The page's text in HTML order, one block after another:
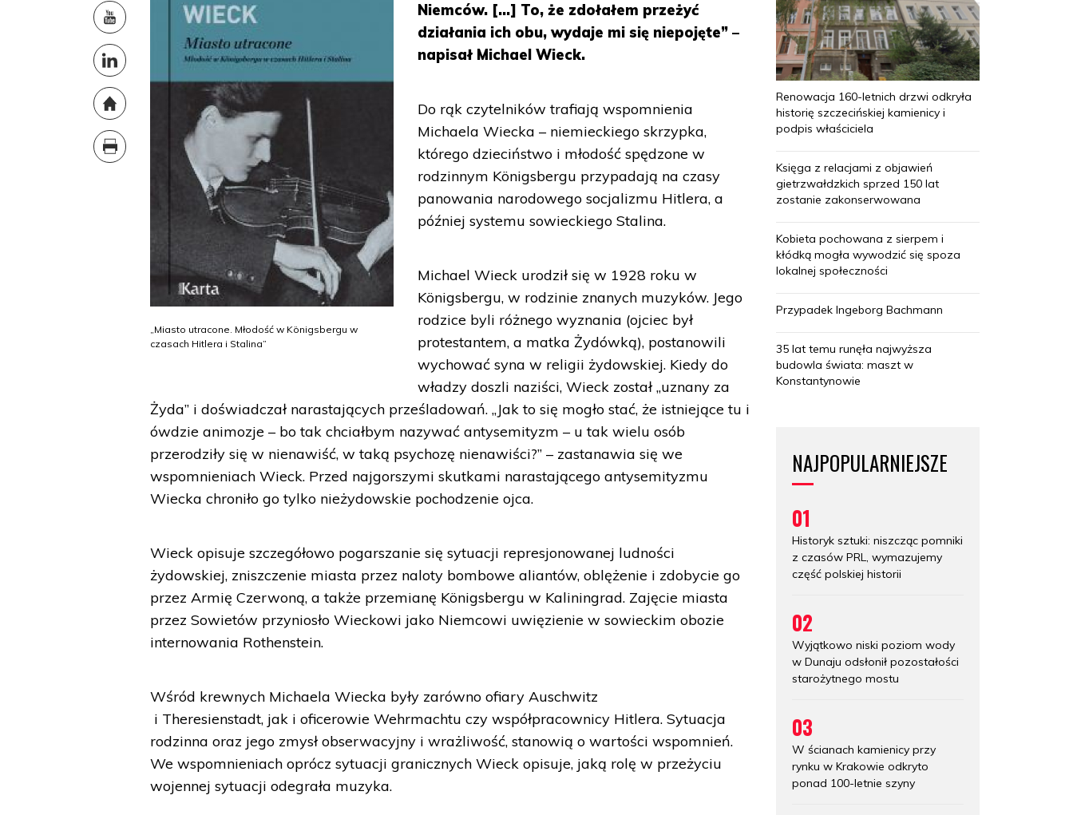
„Miasto utracone. Młodość w Königsbergu w
czasach Hitlera i Stalina”
Niemców. […] To, że zdołałem przeżyć
działania ich obu, wydaje mi się niepojęte” –
napisał Michael Wieck.
Do rąk czytelników trafiają wspomnienia
Michaela Wiecka – niemieckiego skrzypka,
którego dzieciństwo i młodość spędzone w
rodzinnym Königsbergu przypadają na czasy
panowania narodowego socjalizmu Hitlera, a
później systemu sowieckiego Stalina.
Michael Wieck urodził się w 1928 roku w
Königsbergu, w rodzinie znanych muzyków. Jego
rodzice byli różnego wyznania (ojciec był
protestantem, a matka Żydówką), postanowili
wychować syna w religii żydowskiej. Kiedy do
władzy doszli naziści, Wieck został „uznany za
Żyda” i doświadczał narastających prześladowań. „Jak to się mogło stać, że istniejące tu i
ówdzie animozje – bo tak chciałbym nazywać antysemityzm – u tak wielu osób
przerodziły się w nienawiść, w taką psychozę nienawiści?” – zastanawia się we
wspomnieniach Wieck. Przed najgorszymi skutkami narastającego antysemityzmu
Wiecka chroniło go tylko nieżydowskie pochodzenie ojca.
Wieck opisuje szczegółowo pogarszanie się sytuacji represjonowanej ludności
żydowskiej, zniszczenie miasta przez naloty bombowe aliantów, oblężenie i zdobycie go
przez Armię Czerwoną, a także przemianę Königsbergu w Kaliningrad. Zajęcie miasta
przez Sowietów przyniosło Wieckowi jako Niemcowi uwięzienie w sowieckim obozie
internowania Rothenstein.
Wśród krewnych Michaela Wiecka były zarówno ofiary Auschwitz
i Theresienstadt, jak i oficerowie Wehrmachtu czy współpracownicy Hitlera. Sytuacja
rodzinna oraz jego zmysł obserwacyjny i wrażliwość, stanowią o wartości wspomnień.
We wspomnieniach oprócz sytuacji granicznych Wieck opisuje, jaką rolę w przeżyciu
wojennej sytuacji odegrała muzyka.
Renowacja 160-letnich drzwi odkryła
historię szczecińskiej kamienicy i
podpis właściciela
Księga z relacjami z objawień
gietrzwałdzkich sprzed 150 lat
zostanie zakonserwowana
Kobieta pochowana z sierpem i
kłódką mogła wywodzić się spoza
lokalnej społeczności
Przypadek Ingeborg Bachmann
35 lat temu runęła najwyższa
budowla świata: maszt w
Konstantynowie
NAJPOPULARNIEJSZE
01
Historyk sztuki: niszcząc pomniki
z czasów PRL, wymazujemy
część polskiej historii
02
Wyjątkowo niski poziom wody
w Dunaju odsłonił pozostałości
starożytnego mostu
03
W ścianach kamienicy przy
rynku w Krakowie odkryto
ponad 100-letnie szyny